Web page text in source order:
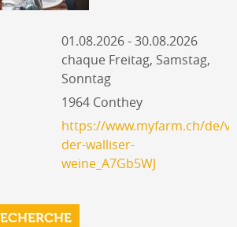
01.08.2026 - 30.08.2026
chaque Freitag, Samstag,
Sonntag
1964 Conthey
https://www.myfarm.ch/de/
der-walliser-
weine_A7Gb5WJ